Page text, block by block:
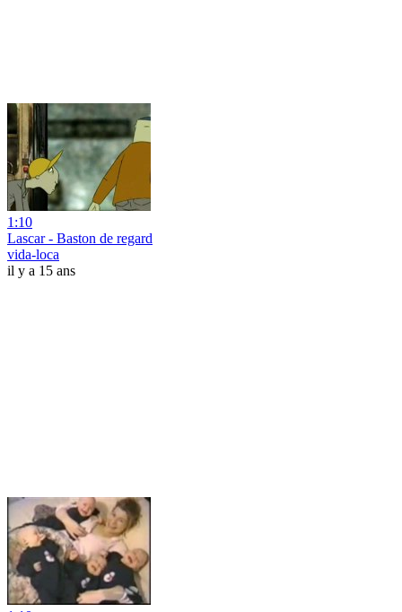
1:10
Lascar - Baston de regard
vida-loca
il y a 15 ans